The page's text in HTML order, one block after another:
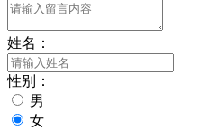
姓名：
性别：
男
女